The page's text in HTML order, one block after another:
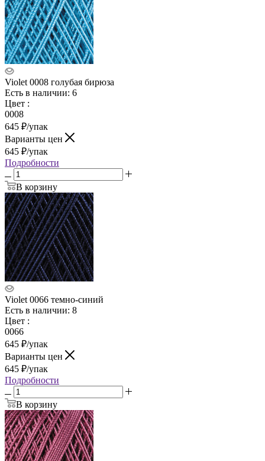
Violet 0008 голубая бирюза
Есть в наличии: 6
Цвет :
0008
645 ₽/упак
Варианты цен
645 ₽/упак
Подробности
В корзину
Violet 0066 темно-синий
Есть в наличии: 8
Цвет :
0066
645 ₽/упак
Варианты цен
645 ₽/упак
Подробности
В корзину